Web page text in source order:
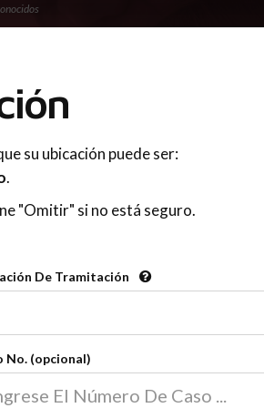
clases de crianza compartida en
condados.
clases para padres en línea cumplen
su ubicación puede ser:
.
"Omitir" si no está seguro.
De Tramitación
No. (opcional)